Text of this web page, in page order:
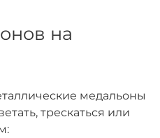
на
медальоны
трескаться или